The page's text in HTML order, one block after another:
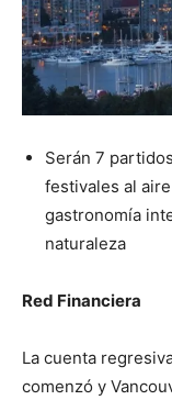
Serán 7
festivales al
gastronomía
naturaleza
Red Financiera
La cuenta
comenzó y